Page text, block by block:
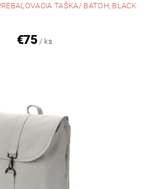
TAŠKA/ BATOH, BLACK
€75 / ks